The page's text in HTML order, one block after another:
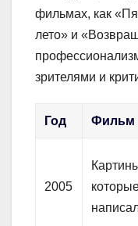
фильмах, как
лето» и
зрителями и
Год Фильм
2005